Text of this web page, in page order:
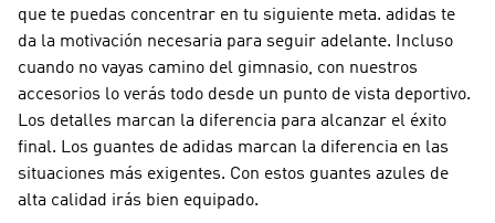
que te puedas concentrar en tu siguiente meta. adidas te
da la motivación necesaria para seguir adelante. Incluso
cuando no vayas camino del gimnasio, con nuestros
accesorios lo verás todo desde un punto de vista deportivo.
Los detalles marcan la diferencia para alcanzar el éxito
final. Los guantes de adidas marcan la diferencia en las
situaciones más exigentes. Con estos guantes azules de
alta calidad irás bien equipado.